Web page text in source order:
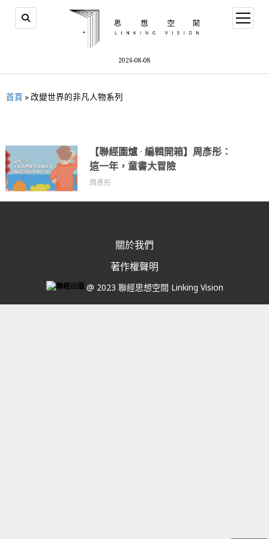
2026-08-08
首頁 > 改變世界的非凡人物系列
【聯經圍爐 · 編輯開箱】周彥彤：
這一年，童書大冒險
周彥彤
關於我們
著作權聲明
@ 2023 聯經思想空間 Linking Vision